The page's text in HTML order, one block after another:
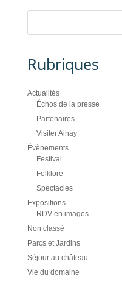
Rubriques
Actualités
Échos de la presse
Partenaires
Visiter Ainay
Évènements
Festival
Folklore
Spectacles
Expositions
RDV en images
Non classé
Parcs et Jardins
Séjour au château
Vie du domaine